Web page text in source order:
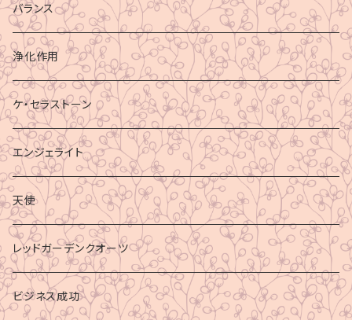
バランス
浄化作用
ケ・セラストーン
エンジェライト
天使
レッドガーデンクオーツ
ビジネス成功